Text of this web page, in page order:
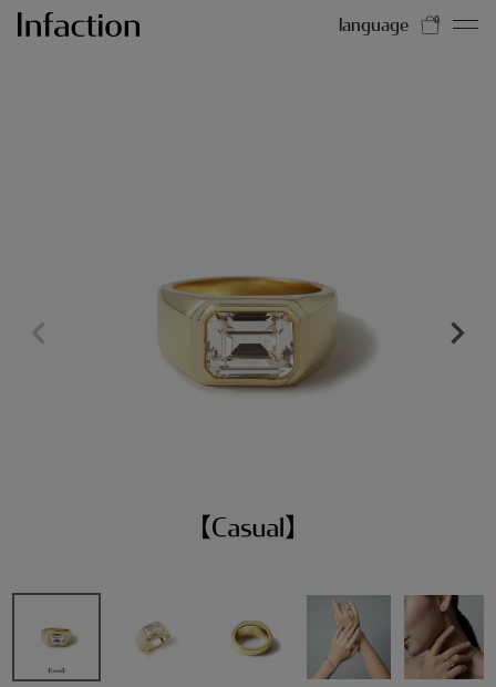
language 0